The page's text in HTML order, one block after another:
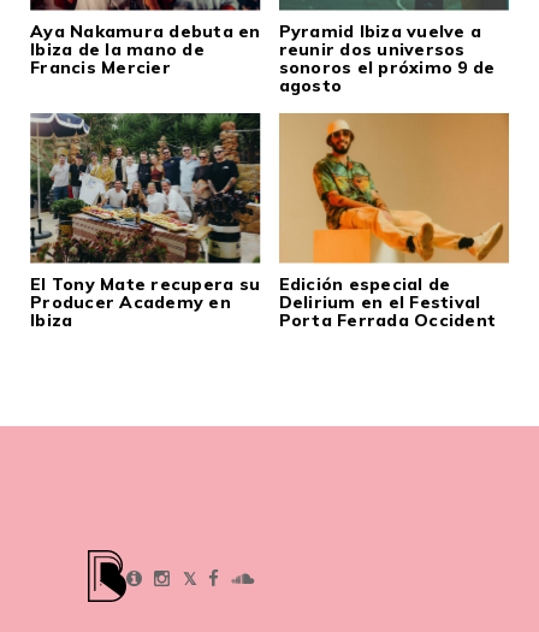
Aya Nakamura debuta en
Ibiza de la mano de
Francis Mercier
Pyramid Ibiza vuelve a
reunir dos universos
sonoros el próximo 9 de
agosto
El Tony Mate recupera su
Producer Academy en
Ibiza
Edición especial de
Delirium en el Festival
Porta Ferrada Occident
𝕏